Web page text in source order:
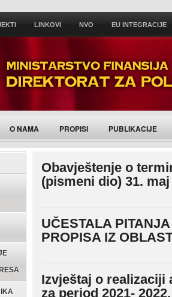
LINKOVI NVO EU INTEGRACIJE
O NAMA PROPISI PUBLIKACIJE
Obavještenje o
(pismeni dio) 31.
UČESTALA
PROPISA IZ
Izvještaj o realizaciji
za period 2021-